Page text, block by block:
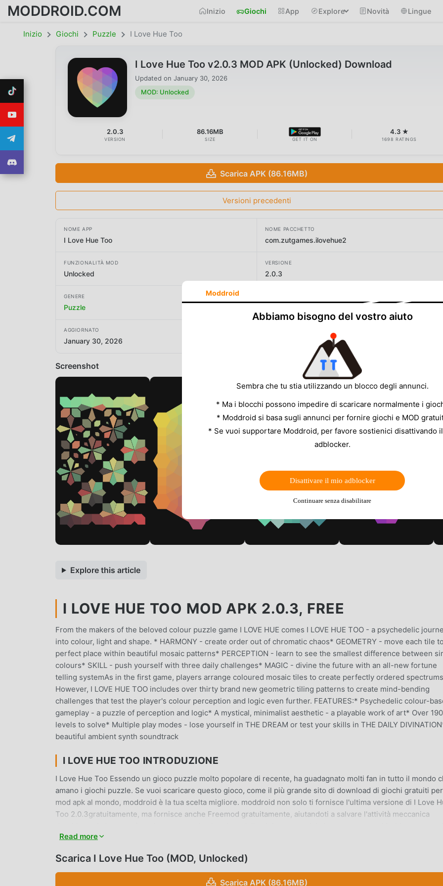
MODDROID.COM Inizio Giochi App Explore Novità Lingue
Inizio Giochi Puzzle I Love Hue Too
I Love Hue Too v2.0.3 MOD APK (Unlocked) Download
Updated on January 30, 2026
MOD: Unlocked
2.0.3
VERSION
86.16MB
SIZE GET IT ON
4.3 ★
1698 RATINGS
Scarica APK (86.16MB)
Versioni precedenti
NOME APP
I Love Hue Too
NOME PACCHETTO
com.zutgames.ilovehue2
FUNZIONALITÀ MOD
Unlocked
VERSIONE
2.0.3
GENERE
Puzzle
AGGIORNATO
January 30, 2026
Screenshot
Explore this article
I LOVE HUE TOO MOD APK 2.0.3, FREE
From the makers of the beloved colour puzzle game I LOVE HUE comes I LOVE HUE TOO - a psychedelic
into colour, light and shape. * HARMONY - create order out of chromatic chaos* GEOMETRY - move each tile
perfect place within beautiful mosaic patterns* PERCEPTION - learn to see the smallest difference between
colours* SKILL - push yourself with three daily challenges* MAGIC - divine the future with an all-new fortune
telling systemAs in the first game, players arrange coloured mosaic tiles to create perfectly ordered
However, I LOVE HUE TOO includes over thirty brand new geometric tiling patterns to create mind-bending
challenges that test the player's colour perception and logic even further. FEATURES:* Psychedelic colour-
gameplay - a puzzle of perception and logic* A mystical, minimalist aesthetic - a playable work of art* Over
levels to solve* Multiple play modes - lose yourself in THE DREAM or test your skills in THE DAILY
beautiful ambient synth soundtrack
I LOVE HUE TOO INTRODUZIONE
I Love Hue Too Essendo un gioco puzzle molto popolare di recente, ha guadagnato molti fan in tutto il mondo
amano i giochi puzzle. Se vuoi scaricare questo gioco, come il più grande sito di download di giochi gratuiti per
mod apk al mondo, moddroid è la tua scelta migliore. moddroid non solo ti fornisce l'ultima versione di I Love
Too 2.0.3gratuitamente, ma fornisce anche Freemod gratuitamente, aiutandoti a salvare l'attività meccanica
qualsiasi mod di I Love Hue Too non addebiterà alcuna commissione ai giocatori ed è sicura al 100%, disponibile
Cosa aspetti, scarica moddroid e gioca!
Read more
Scarica I Love Hue Too (MOD, Unlocked)
Scarica APK (86.16MB)
Moddroid
Abbiamo bisogno del vostro aiuto
Sembra che tu stia utilizzando un blocco degli annunci.
* Ma i blocchi possono impedire di scaricare normalmente i
* Moddroid si basa sugli annunci per fornire giochi e MOD
* Se vuoi supportare Moddroid, per favore sostienici disattivando
adblocker.
Disattivare il mio adblocker
Continuare senza disabilitare